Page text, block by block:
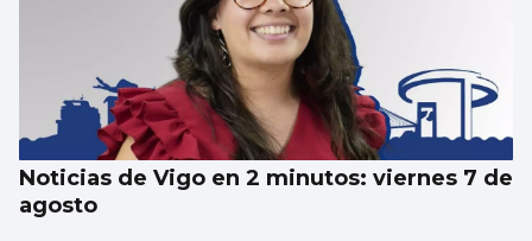
Noticias de Vigo en 2 minutos: viernes 7 de
agosto